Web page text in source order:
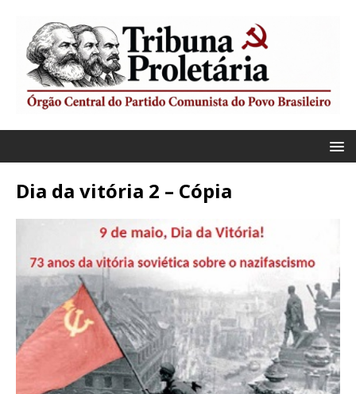
Dia da vitória 2 – Cópia